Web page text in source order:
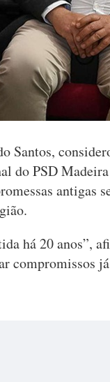
Santos,
do PSD
antigas
há 20 anos”,
compromissos